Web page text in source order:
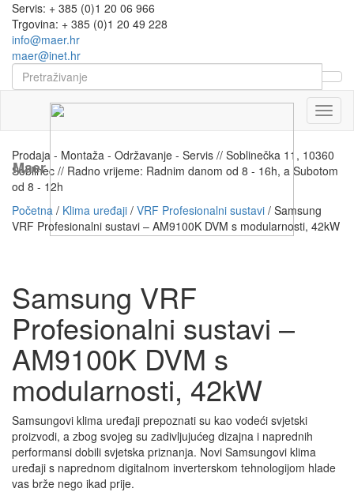
Servis: + 385 (0)1 20 06 966
Trgovina: + 385 (0)1 20 49 228
info@maer.hr
maer@inet.hr
Maer
Prodaja - Montaža - Održavanje - Servis // Soblinečka 11, 10360
Soblinec // Radno vrijeme: Radnim danom od 8 - 16h, a Subotom
od 8 - 12h
Početna / Klima uređaji / VRF Profesionalni sustavi / Samsung
VRF Profesionalni sustavi – AM9100K DVM s modularnosti, 42kW
Samsung VRF
Profesionalni sustavi –
AM9100K DVM s
modularnosti, 42kW
Samsungovi klima uređaji prepoznati su kao vodeći svjetski
proizvodi, a zbog svojeg su zadivljujućeg dizajna i naprednih
performansi dobili svjetska priznanja. Novi Samsungovi klima
uređaji s naprednom digitalnom inverterskom tehnologijom hlade
vas brže nego ikad prije.